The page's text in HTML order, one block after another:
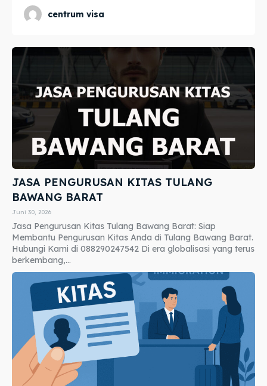
centrum visa
JASA PENGURUSAN KITAS TULANG
BAWANG BARAT
Juni 30, 2026
Jasa Pengurusan Kitas Tulang Bawang Barat: Siap
Membantu Pengurusan Kitas Anda di Tulang Bawang Barat.
Hubungi Kami di 088290247542 Di era globalisasi yang terus
berkembang,...